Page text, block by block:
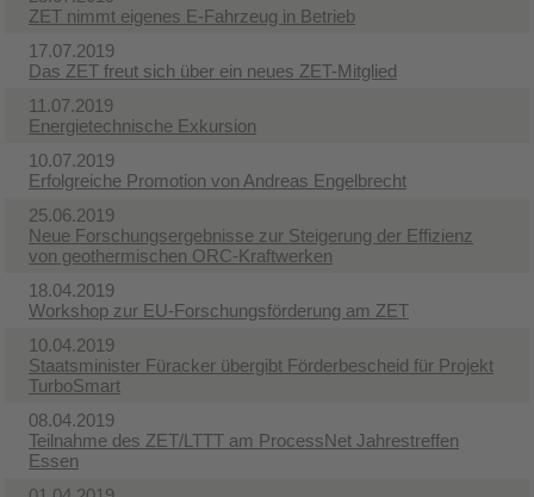
ZET nimmt eigenes E-Fahrzeug in Betrieb
17.07.2019
Das ZET freut sich über ein neues ZET-Mitglied
11.07.2019
Energietechnische Exkursion
10.07.2019
Erfolgreiche Promotion von Andreas Engelbrecht
25.06.2019
Neue Forschungsergebnisse zur Steigerung der Effizienz
von geothermischen ORC-Kraftwerken
18.04.2019
Workshop zur EU-Forschungsförderung am ZET
10.04.2019
Staatsminister Füracker übergibt Förderbescheid für Projekt
TurboSmart
08.04.2019
Teilnahme des ZET/LTTT am ProcessNet Jahrestreffen
Essen